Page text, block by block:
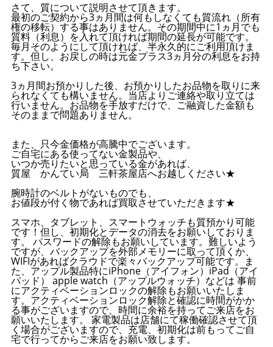
さて、質について説明させて頂きます。
最初のご契約から3ヵ月間は何もしなくても質流れ（所有
権の移転）する事はありません。その期間中に1ヵ月でも
質料（利息）を入れて頂ければ期間の延長が可能です。
毎月そのようにして頂ければ、半永久的にご利用頂けま
す。但し、お戻しの時は元金プラス3ヵ月分の利息をお持
ち下さい。
3ヵ月間お預かりした後、お預かりしたお品物を取りに来
られなくても構いません。当店よりご連絡や取り立ては
行いません。お品物を手放すだけで、ご融資した金額も
そのままで問題ありません。
また、只今金価格が高騰中でございます。
ご自宅にある使ってない金製品や、
いつか売りたいと思っている金があれば、
質屋 かんてい局 三軒茶屋店へお越しください★
腕時計のベルトがないものでも、
お値段が付く物であれば買取させていただきます★
スマホ、タブレット、スマートウォッチも質預かり可能
です！但し、初期化とデータの消去をお願いしておりま
す。 パスワードの解除もお願いしています。難しいよう
ですが、バックアップを外部メモリーに取って頂くか、
WIFIがあればクラウドで楽々バックアップ可能です。ま
た、アップル製品特にiPhone（アイフォン）iPad（アイ
パッド） apple watch（アップルウォッチ）などは 事前
にアクティベーションロックの解除もお願いいたしま
す。アクティベーションロック解除と確認に時間がかか
る事がございますので、時間に余裕を持ってご来店をお
願いいたします。 家電製品は店舗にて稼働確認させて頂
く場合がございますので、充電、初期化は前もってご自
宅で行ってからご来店をお願い致します。